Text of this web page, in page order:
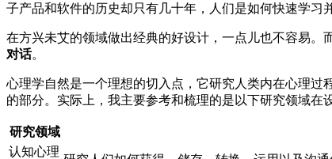
子产品和软件的历史却只有几十年，人们是如何快速学习
在方兴未艾的领域做出经典的好设计，一点儿也不容易。
对话。
心理学自然是一个理想的切入点，它研究人类内在心理
的部分。实际上，我主要参考和梳理的是以下研究领域在
研究领域
认知心理